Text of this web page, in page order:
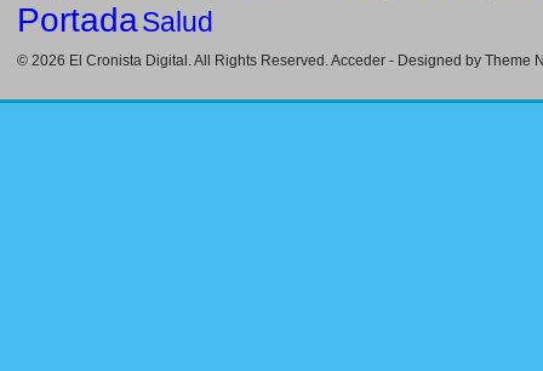
PortadaSalud
© 2026 El Cronista Digital . All Rights Reserved.Acceder - Designed by Theme